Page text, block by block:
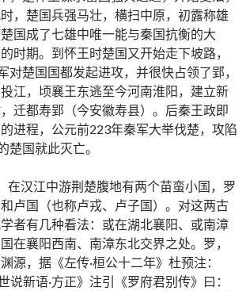
，楚国兵强马壮，横扫中原，初露称雄
国成了七雄中唯一能与秦国抗衡的大
时期。到怀王时楚国又开始走下坡路，
对楚国国都发起进攻，并很快占领了郢，
江，顷襄王东逃至今河南淮阳，建立新
迁都寿郢（今安徽寿县）。后秦王政即
进程，公元前223年秦军大举伐楚，攻陷
楚国就此灭亡。
在汉江中游荆楚腹地有两个苗蛮小国，罗
卢国（也称卢戎、卢子国）。对这两古
者有几种看法：或在湖北襄阳、或南漳
在襄阳西南、南漳东北交界之处。罗，
源，据《左传·桓公十二年》杜预注：
说新语·方正》注引《罗府君别传》曰：